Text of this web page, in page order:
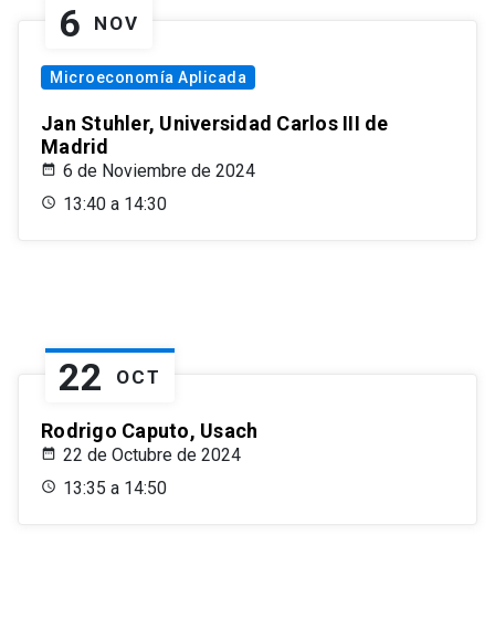
6 NOV
Microeconomía Aplicada
Jan Stuhler, Universidad Carlos III de
Madrid
6 de Noviembre de 2024
13:40 a 14:30
22 OCT
Rodrigo Caputo, Usach
22 de Octubre de 2024
13:35 a 14:50